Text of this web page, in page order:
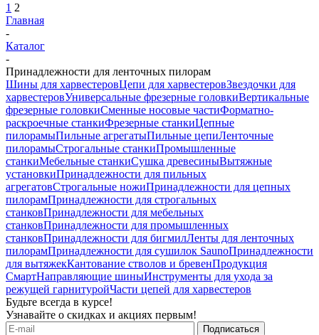
1 2
Главная
-
Каталог
-
Принадлежности для ленточных пилорам
Шины для харвестеровЦепи для харвестеровЗвездочки для
харвестеровУниверсальные фрезерные головкиВертикальные
фрезерные головкиСменные носовые частиФорматно-
раскроечные станкиФрезерные станкиЦепные
пилорамыПильные агрегатыПильные цепиЛенточные
пилорамыСтрогальные станкиПромышленные
станкиМебельные станкиСушка древесиныВытяжные
установкиПринадлежности для пильных
агрегатовСтрогальные ножиПринадлежности для цепных
пилорамПринадлежности для строгальных
станковПринадлежности для мебельных
станковПринадлежности для промышленных
станковПринадлежности для бигмилЛенты для ленточных
пилорамПринадлежности для сушилок SaunoПринадлежности
для вытяжекКантование стволов и бревенПродукция
СмартНаправляющие шиныИнструменты для ухода за
режущей гарнитуройЧасти цепей для харвестеров
Будьте всегда в курсе!
Узнавайте о скидках и акциях первым!